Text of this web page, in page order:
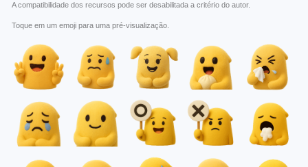
A compatibilidade dos recursos pode ser desabilitada a critério do autor.
Toque em um emoji para uma pré-visualização.